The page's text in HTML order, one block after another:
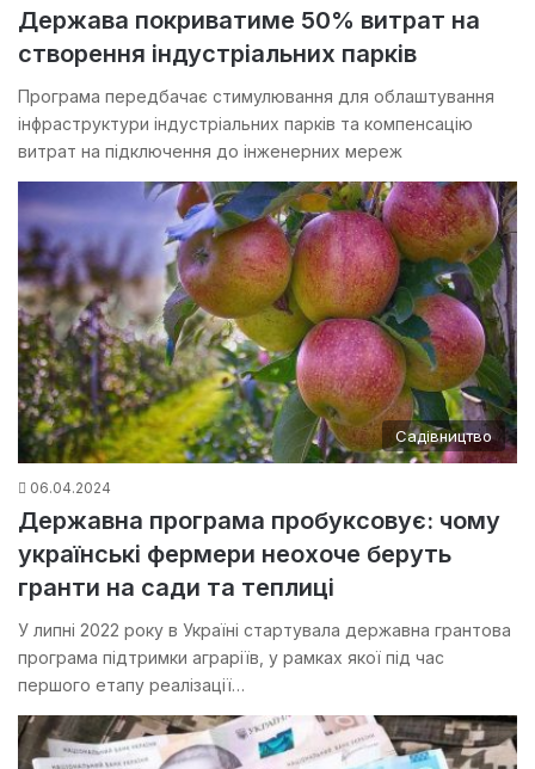
Держава покриватиме 50% витрат на
створення індустріальних парків
Програма передбачає стимулювання для облаштування
інфраструктури індустріальних парків та компенсацію
витрат на підключення до інженерних мереж
Садівництво
06.04.2024
Державна програма пробуксовує: чому
українські фермери неохоче беруть
гранти на сади та теплиці
У липні 2022 року в Україні стартувала державна грантова
програма підтримки аграріїв, у рамках якої під час
першого етапу реалізації…